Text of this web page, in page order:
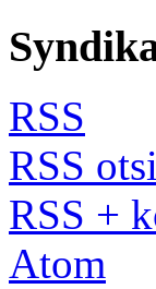
RSS
RSS
RSS +
Atom